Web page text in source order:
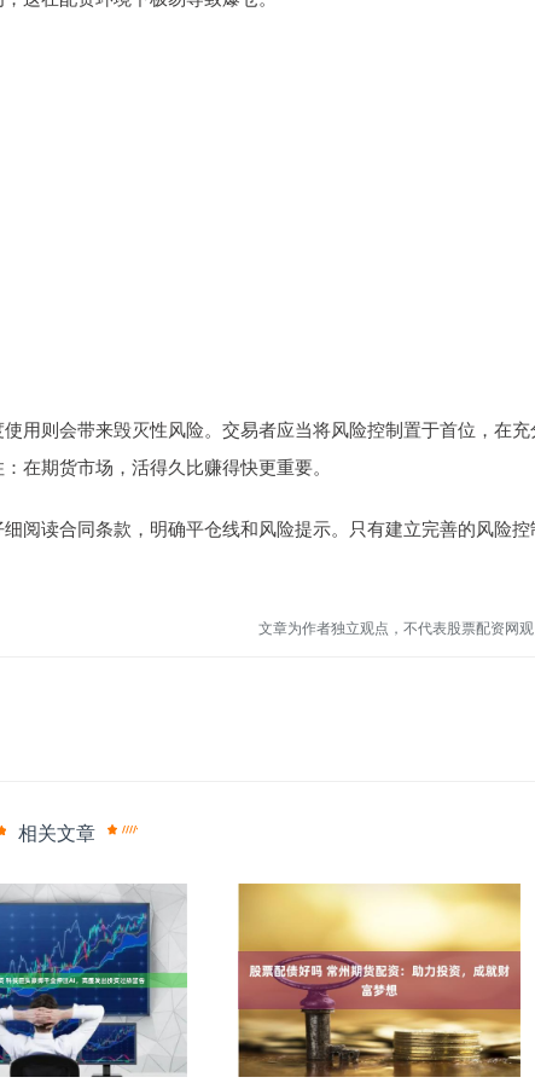
用则会带来毁灭性风险。交易者应当将风险控制置于首位，在充
在期货市场，活得久比赚得快更重要。
阅读合同条款，明确平仓线和风险提示。只有建立完善的风险控
文章为作者独立观点，不代表股票配资网
相关文章